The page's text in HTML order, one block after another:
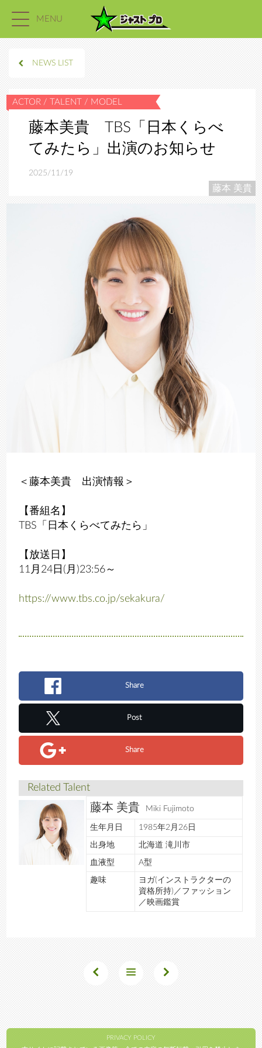
MENU
NEWS LIST
藤本美貴 TBS「日本くらべ
てみたら」出演のお知らせ
2025/11/19
藤本 美貴
＜藤本美貴 出演情報＞
【番組名】
TBS「日本くらべてみたら」
【放送日】
11月24日(月)23:56～
https://www.tbs.co.jp/sekakura/
Share
Post
Share
Related Talent
藤本 美貴 Miki Fujimoto
生年月日 1985年2月26日
出身地 北海道 滝川市
血液型 A型
趣味
ヨガ(インストラクターの
資格所持)／ファッション
／映画鑑賞
PRIVACY POLICY